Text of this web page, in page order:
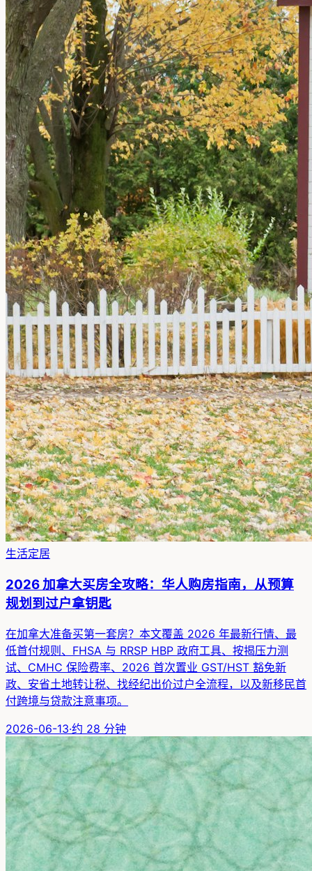
生活定居
2026 加拿大买房全攻略：华人购房指南，从预算
规划到过户拿钥匙
在加拿大准备买第一套房？本文覆盖 2026 年最新行情、最
低首付规则、FHSA 与 RRSP HBP 政府工具、按揭压力测
试、CMHC 保险费率、2026 首次置业 GST/HST 豁免新
政、安省土地转让税、找经纪出价过户全流程，以及新移民首
付跨境与贷款注意事项。
2026-06-13·约 28 分钟